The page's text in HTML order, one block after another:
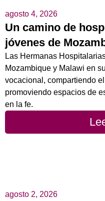
agosto 4, 2026
Un camino de
jóvenes de
Las Hermanas
Mozambique y Malawi en
vocacional, compartiendo
promoviendo espacios de
en la fe.
agosto 2, 2026